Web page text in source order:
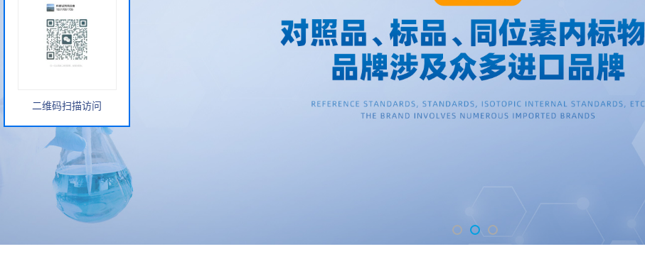
二维码扫描访问